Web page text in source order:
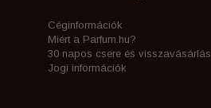
Céginformációk
Miért a Parfum.hu?
30 napos csere és visszavásárlás
Jogi információk